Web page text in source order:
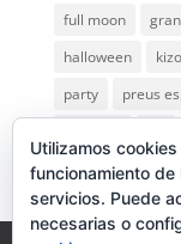
full moon
halloween
party
preus
Utilizamos
funcionamiento
servicios. Puede
necesarias o